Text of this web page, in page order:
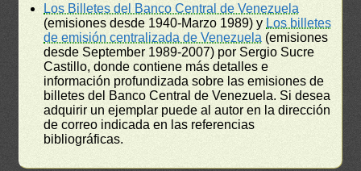
Los Billetes del Banco Central de Venezuela
(emisiones desde 1940-Marzo 1989) y Los billetes
de emisión centralizada de Venezuela (emisiones
desde September 1989-2007) por Sergio Sucre
Castillo, donde contiene más detalles e
información profundizada sobre las emisiones de
billetes del Banco Central de Venezuela. Si desea
adquirir un ejemplar puede al autor en la dirección
de correo indicada en las referencias
bibliográficas.